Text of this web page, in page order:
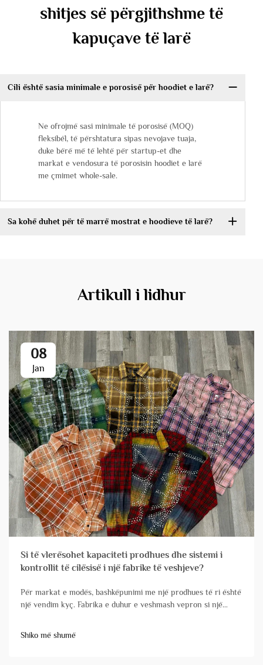
shitjes së përgjithshme të
kapuçave të larë
Cili është sasia minimale e porosisë për hoodiet e larë?
Ne ofrojmë sasi minimale të porosisë (MOQ)
fleksibël, të përshtatura sipas nevojave tuaja,
duke bërë më të lehtë për startup-et dhe
markat e vendosura të porosisin hoodiet e larë
me çmimet whole-sale.
Sa kohë duhet për të marrë mostrat e hoodieve të larë?
Artikull i lidhur
08
Jan
Si të vlerësohet kapaciteti prodhues dhe sistemi i
kontrollit të cilësisë i një fabrike të veshjeve?
Për markat e modës, bashkëpunimi me një prodhues të ri është
një vendim kyç. Fabrika e duhur e veshmash vepron si një
Shiko më shumë